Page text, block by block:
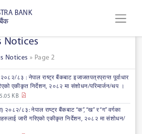
BANK
बैंक
Notices
Notices » Page 2
२०८२/८३ : नेपाल राष्ट्र बैंकबाट इजाजतपत्रप्राप्त पूर्वाधार
एकीकृत निर्देशन, २०८२ मा संशोधन/परिमार्जन/थप ।
KB
८३: नेपाल राष्ट्र बैंकबाट “क”, “ख” र “ग” वर्गका
जारी गरिएको एकीकृत निर्देशन, २०८२ मा संशोधन/